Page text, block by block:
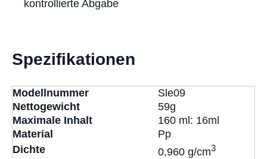
kontrollierte Abgabe
Spezifikationen
Modellnummer
Sle09
Nettogewicht
59g
Maximale Inhalt
160 ml: 16ml
Material
Pp
Dichte
0,960 g/cm3